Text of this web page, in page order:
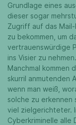
Grundlage eines
dieser sogar
Zugriff auf das
zu bekommen, um
vertrauenswürdige
ins Visier zu nehmen.
Manchmal kommen
skurril anmutenden
wenn man weiß,
solche zu erkennen
viel zielgerichteter.
Cyberkriminelle alle